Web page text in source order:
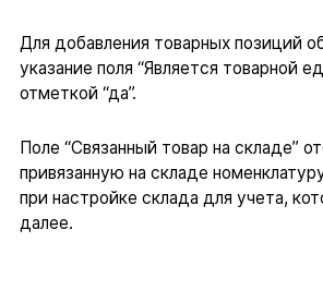
Для добавления товарных позиций
указание поля “Является товарной
отметкой “да”.
Поле “Связанный товар на складе”
привязанную на складе
при настройке склада для учета,
далее.